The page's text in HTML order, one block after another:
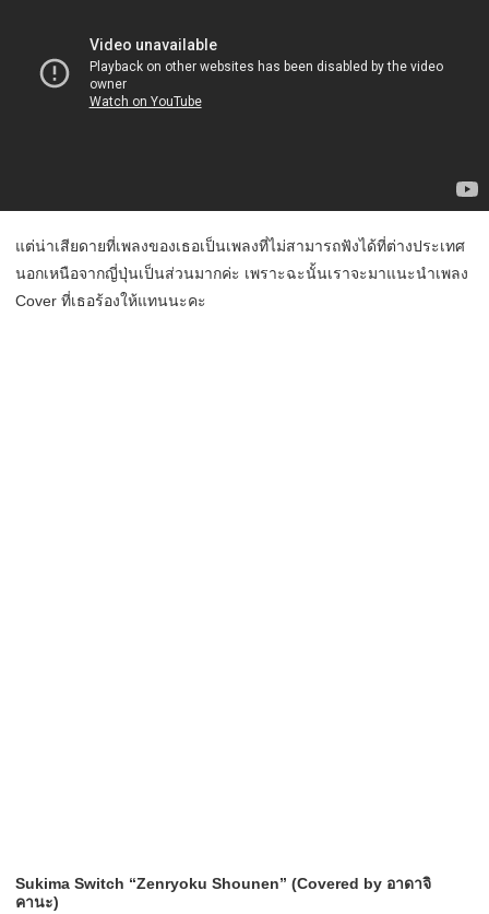
แต่น่าเสียดายที่เพลงของเธอเป็นเพลงที่ไม่สามารถฟังได้ที่ต่างประเทศ
นอกเหนือจากญี่ปุ่นเป็นส่วนมากค่ะ เพราะฉะนั้นเราจะมาแนะนำเพลง
Cover ที่เธอร้องให้แทนนะคะ
Sukima Switch “Zenryoku Shounen” (Covered by อาดาจิ
คานะ)